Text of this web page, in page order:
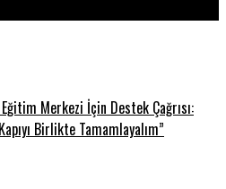
Merkezi İçin Destek Çağrısı:
Birlikte Tamamlayalım”